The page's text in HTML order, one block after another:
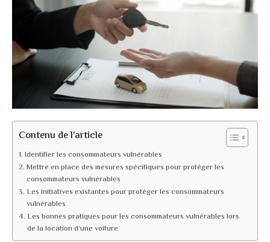
Contenu de l'article
Identifier les consommateurs vulnérables
Mettre en place des mesures spécifiques pour protéger les
consommateurs vulnérables
Les initiatives existantes pour protéger les consommateurs
vulnérables
Les bonnes pratiques pour les consommateurs vulnérables lors
de la location d’une voiture